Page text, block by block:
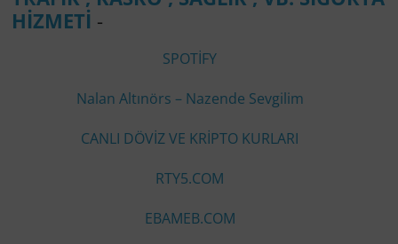
HİZMETİ -
SPOTİFY
Nalan Altınörs – Nazende Sevgilim
CANLI DÖVİZ VE KRİPTO KURLARI
RTY5.COM
EBAMEB.COM